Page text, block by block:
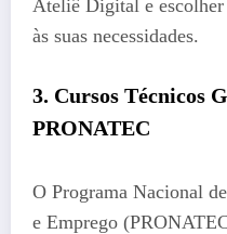
Ateliê Digital e escolher
às suas necessidades.
3. Cursos Técnicos
PRONATEC
O Programa Nacional
e Emprego